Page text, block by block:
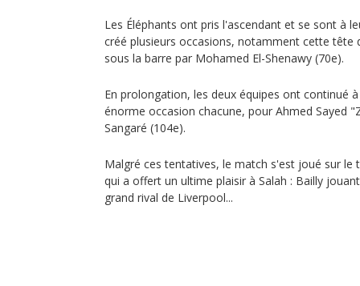
Les Éléphants ont pris l'ascendant et se sont à
créé plusieurs occasions, notamment cette tête
sous la barre par Mohamed El-Shenawy (70e).
En prolongation, les deux équipes ont continué
énorme occasion chacune, pour Ahmed Sayed
Sangaré (104e).
Malgré ces tentatives, le match s'est joué sur le
qui a offert un ultime plaisir à Salah : Bailly
grand rival de Liverpool...